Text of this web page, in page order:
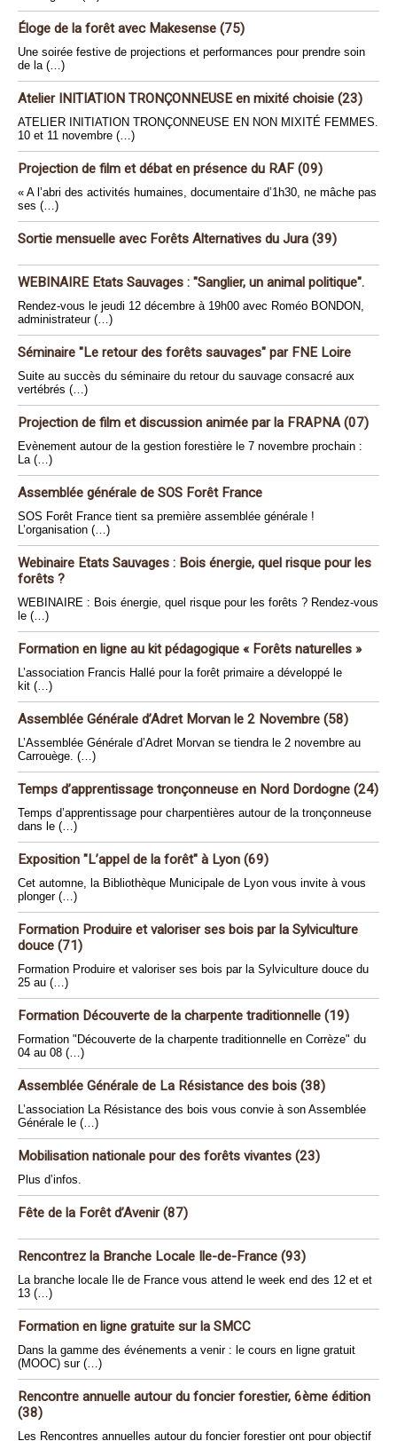
Éloge de la forêt avec Makesense (75)
Une soirée festive de projections et performances pour prendre soin
de la (…)
Atelier INITIATION TRONÇONNEUSE en mixité choisie (23)
ATELIER INITIATION TRONÇONNEUSE EN NON MIXITÉ FEMMES.
10 et 11 novembre (…)
Projection de film et débat en présence du RAF (09)
« A l’abri des activités humaines, documentaire d’1h30, ne mâche pas
ses (…)
Sortie mensuelle avec Forêts Alternatives du Jura (39)
WEBINAIRE Etats Sauvages : "Sanglier, un animal politique".
Rendez-vous le jeudi 12 décembre à 19h00 avec Roméo BONDON,
administrateur (…)
Séminaire "Le retour des forêts sauvages" par FNE Loire
Suite au succès du séminaire du retour du sauvage consacré aux
vertébrés (…)
Projection de film et discussion animée par la FRAPNA (07)
Evènement autour de la gestion forestière le 7 novembre prochain :
La (…)
Assemblée générale de SOS Forêt France
SOS Forêt France tient sa première assemblée générale !
L’organisation (…)
Webinaire Etats Sauvages : Bois énergie, quel risque pour les
forêts ?
WEBINAIRE : Bois énergie, quel risque pour les forêts ? Rendez-vous
le (…)
Formation en ligne au kit pédagogique « Forêts naturelles »
L’association Francis Hallé pour la forêt primaire a développé le
kit (…)
Assemblée Générale d’Adret Morvan le 2 Novembre (58)
L’Assemblée Générale d’Adret Morvan se tiendra le 2 novembre au
Carrouège. (…)
Temps d’apprentissage tronçonneuse en Nord Dordogne (24)
Temps d’apprentissage pour charpentières autour de la tronçonneuse
dans le (…)
Exposition "L’appel de la forêt" à Lyon (69)
Cet automne, la Bibliothèque Municipale de Lyon vous invite à vous
plonger (…)
Formation Produire et valoriser ses bois par la Sylviculture
douce (71)
Formation Produire et valoriser ses bois par la Sylviculture douce du
25 au (…)
Formation Découverte de la charpente traditionnelle (19)
Formation "Découverte de la charpente traditionnelle en Corrèze" du
04 au 08 (…)
Assemblée Générale de La Résistance des bois (38)
L’association La Résistance des bois vous convie à son Assemblée
Générale le (…)
Mobilisation nationale pour des forêts vivantes (23)
Plus d’infos.
Fête de la Forêt d’Avenir (87)
Rencontrez la Branche Locale Ile-de-France (93)
La branche locale Ile de France vous attend le week end des 12 et et
13 (…)
Formation en ligne gratuite sur la SMCC
Dans la gamme des événements a venir : le cours en ligne gratuit
(MOOC) sur (…)
Rencontre annuelle autour du foncier forestier, 6ème édition
(38)
Les Rencontres annuelles autour du foncier forestier ont pour objectif